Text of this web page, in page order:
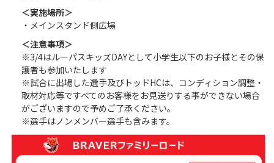
＜実施場所＞
・メインスタンド側広場
＜注意事項＞
※3/4はルーパスキッズDAYとして小学生以下のお子様とその保
護者も参加いたします
※試合に出場した選手及びトッドHCは、コンディション調整・
取材対応等ですべてのお客様をお見送りする事ができない場合
がございますので予めご了承ください。
※選手はノンメンバー選手も含みます。